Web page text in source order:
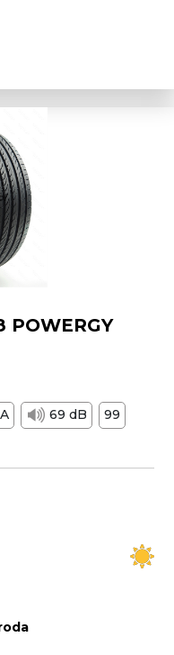
POWERGY
A 69 dB
99